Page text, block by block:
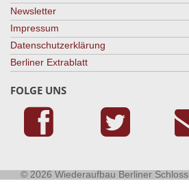
Newsletter
Impressum
Datenschutzerklärung
Berliner Extrablatt
FOLGE UNS
© 2026 Wiederaufbau Berliner Schloss